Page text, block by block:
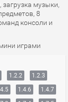
музыки,
8
консоли и
играми
1.2.2
1.2.3
1.4.6
1.4.7